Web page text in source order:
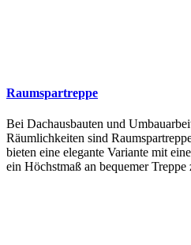
Raumspartreppe
Bei Dachausbauten und
Räumlichkeiten sind
bieten eine elegante Variante mit
ein Höchstmaß an bequemer Treppe